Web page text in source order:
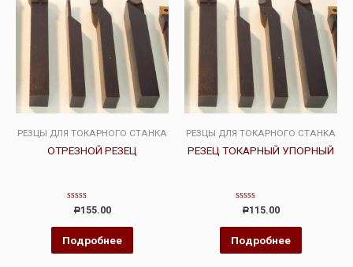
РЕЗЦЫ ДЛЯ ТОКАРНОГО СТАНКА
ОТРЕЗНОЙ РЕЗЕЦ
Оценка
из
Р155.00
Подробнее
РЕЗЦЫ ДЛЯ ТОКАРНОГО СТАНКА
РЕЗЕЦ ТОКАРНЫЙ УПОРНЫЙ
Оценка
из
Р115.00
Подробнее